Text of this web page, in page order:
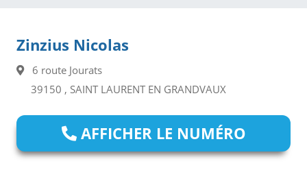
Zinzius Nicolas
6 route Jourats
39150 , SAINT LAURENT EN GRANDVAUX
AFFICHER LE NUMÉRO